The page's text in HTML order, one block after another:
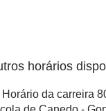
horários
Horário da carreira